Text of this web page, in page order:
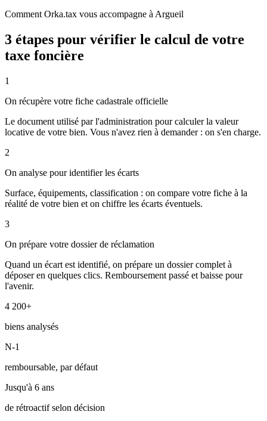
Comment Orka.tax vous accompagne à Argueil
3 étapes pour vérifier le calcul de votre
taxe foncière
1
On récupère votre fiche cadastrale officielle
Le document utilisé par l'administration pour calculer la valeur
locative de votre bien. Vous n'avez rien à demander : on s'en charge.
2
On analyse pour identifier les écarts
Surface, équipements, classification : on compare votre fiche à la
réalité de votre bien et on chiffre les écarts éventuels.
3
On prépare votre dossier de réclamation
Quand un écart est identifié, on prépare un dossier complet à
déposer en quelques clics. Remboursement passé et baisse pour
l'avenir.
4 200+
biens analysés
N-1
remboursable, par défaut
Jusqu'à 6 ans
de rétroactif selon décision